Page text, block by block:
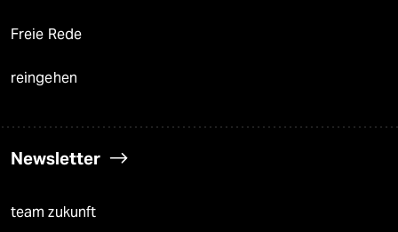
Freie Rede
reingehen
Newsletter
team zukunft